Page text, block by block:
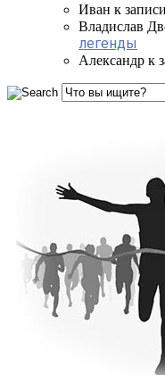
Иван к записи
Владислав
легенды
Александр к